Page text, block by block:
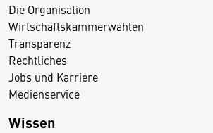
Die Organisation
Wirtschaftskammerwahlen
Transparenz
Rechtliches
Jobs und Karriere
Medienservice
Wissen